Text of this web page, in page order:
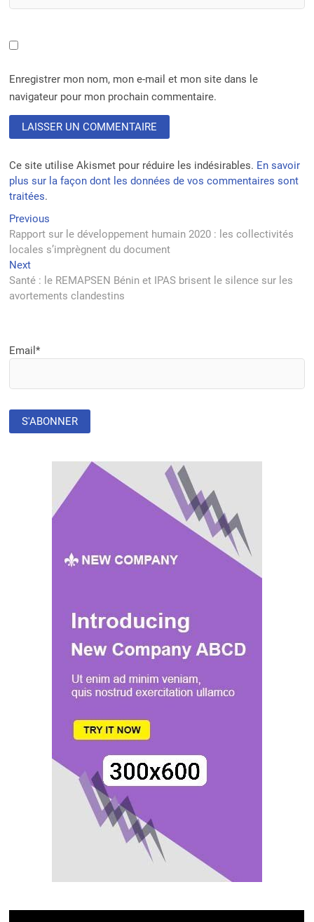
Enregistrer mon nom, mon e-mail et mon site dans le
navigateur pour mon prochain commentaire.
Ce site utilise Akismet pour réduire les indésirables. En savoir
plus sur la façon dont les données de vos commentaires sont
traitées.
Navigation
de
l’article
Previous
post:
Rapport sur le développement humain 2020 : les collectivités
locales s’imprègnent du document
NextNext
post:
Santé : le REMAPSEN Bénin et IPAS brisent le silence sur les
avortements clandestins
Email*